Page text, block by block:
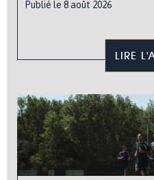
Publié le 8 août 2026
LIRE